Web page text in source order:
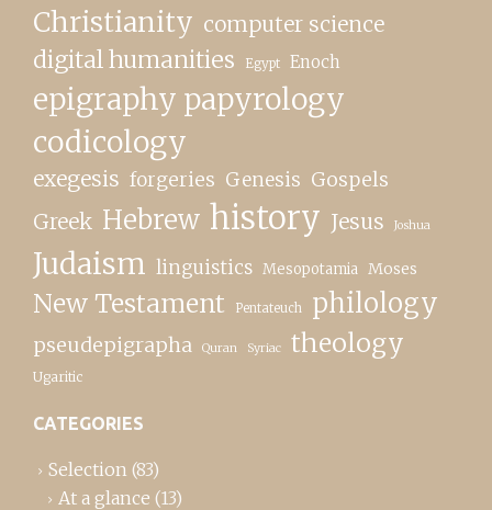
Christianity computer science
digital humanities Egypt Enoch
epigraphy papyrology
codicology
exegesis forgeries Genesis Gospels
Greek Hebrew history Jesus Joshua
Judaism linguistics Mesopotamia Moses
New Testament Pentateuch philology
pseudepigrapha Quran Syriac theology
Ugaritic
CATEGORIES
Selection (83)
At a glance (13)